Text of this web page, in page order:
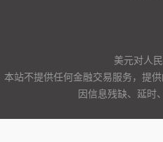
美元对人
本站不提供任何金融交易服务，提
因信息残缺、延时